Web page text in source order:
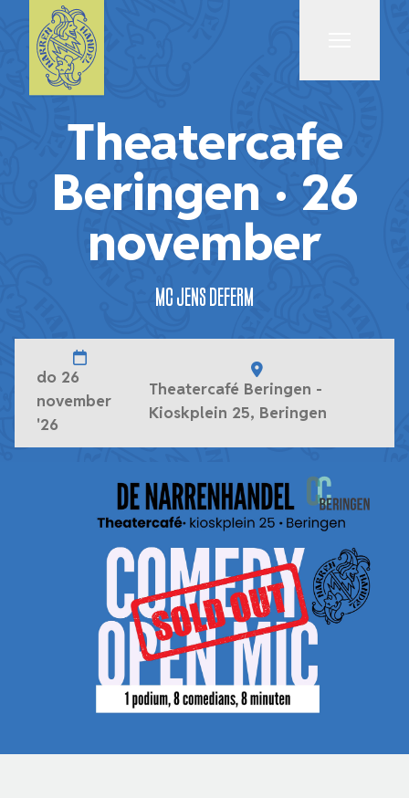
Theatercafe
Beringen · 26
november
MC Jens Deferm
do 26
november
'26
Theatercafé Beringen -
Kioskplein 25, Beringen